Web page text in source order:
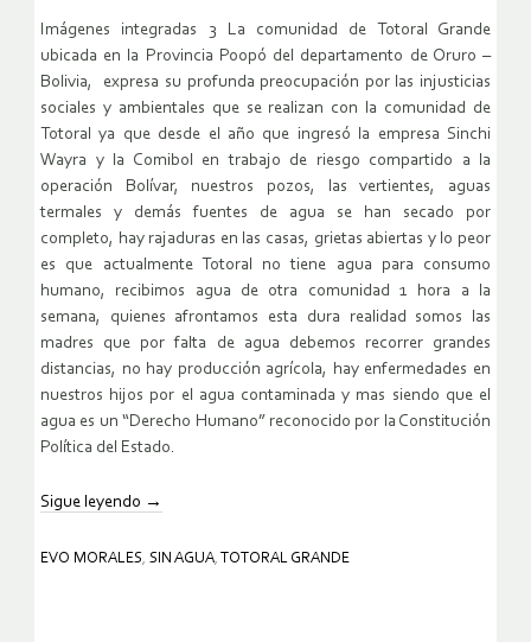
Imágenes integradas 3 La comunidad de Totoral Grande
ubicada en la Provincia Poopó del departamento de Oruro –
Bolivia, expresa su profunda preocupación por las injusticias
sociales y ambientales que se realizan con la comunidad de
Totoral ya que desde el año que ingresó la empresa Sinchi
Wayra y la Comibol en trabajo de riesgo compartido a la
operación Bolívar, nuestros pozos, las vertientes, aguas
termales y demás fuentes de agua se han secado por
completo, hay rajaduras en las casas, grietas abiertas y lo peor
es que actualmente Totoral no tiene agua para consumo
humano, recibimos agua de otra comunidad 1 hora a la
semana, quienes afrontamos esta dura realidad somos las
madres que por falta de agua debemos recorrer grandes
distancias, no hay producción agrícola, hay enfermedades en
nuestros hijos por el agua contaminada y mas siendo que el
agua es un “Derecho Humano” reconocido por la Constitución
Política del Estado.
Sigue leyendo →
EVO MORALES, SIN AGUA, TOTORAL GRANDE